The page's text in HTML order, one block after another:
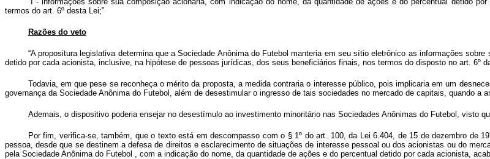
termos do art. 6º desta Lei;”
Razões do veto
“A propositura legislativa determina que a Sociedade Anônima do Futebol manteria em seu sítio eletrônico as informações
detido por cada acionista, inclusive, na hipótese de pessoas jurídicas, dos seus beneficiários finais, nos termos do disposto no art. 6º
Todavia, em que pese se reconheça o mérito da proposta, a medida contraria o interesse público, pois implicaria em um
governança da Sociedade Anônima do Futebol, além de desestimular o ingresso de tais sociedades no mercado de capitais, quando
Ademais, o dispositivo poderia ensejar no desestímulo ao investimento minoritário nas Sociedades Anônimas do Futebol, visto
Por fim, verifica-se, também, que o texto está em descompasso com o § 1º do art. 100, da Lei 6.404, de 15 de dezembro de
pessoa, desde que se destinem a defesa de direitos e esclarecimento de situações de interesse pessoal ou dos acionistas ou do
pela Sociedade Anônima do Futebol , com a indicação do nome, da quantidade de ações e do percentual detido por cada acionista,